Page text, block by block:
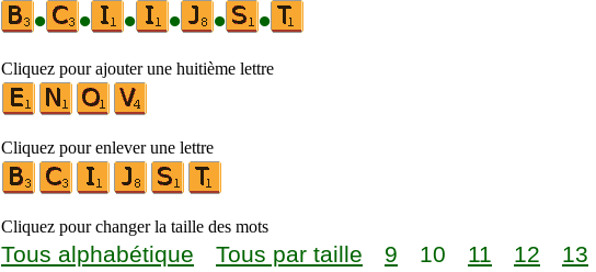
•
• • • • •
Cliquez pour ajouter une huitième lettre
Cliquez pour enlever une lettre
Cliquez pour changer la taille des mots
Tous alphabétique Tous par taille 9 10 11 12 13